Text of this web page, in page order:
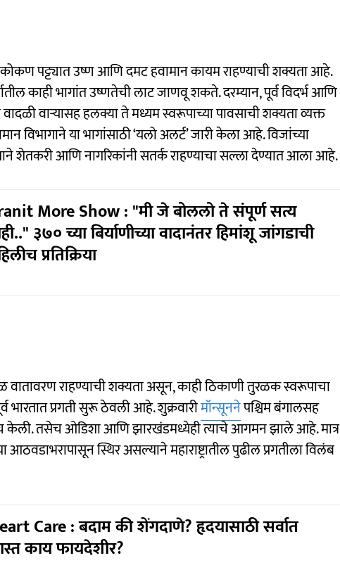
पट्ट्यात उष्ण आणि दमट हवामान कायम राहण्याची शक्यता आहे.
काही भागांत उष्णतेची लाट जाणवू शकते. दरम्यान, पूर्व विदर्भ आणि
वादळी वाऱ्यासह हलक्या ते मध्यम स्वरूपाच्या पावसाची शक्यता व्यक्त
विभागाने या भागांसाठी ‘यलो अलर्ट’ जारी केला आहे. विजांच्या
शेतकरी आणि नागरिकांनी सतर्क राहण्याचा सल्ला देण्यात आला आहे.
More Show : "मी जे बोललो ते संपूर्ण सत्य
३७० च्या बिर्याणीच्या वादानंतर हिमांशू जांगडाची
प्रतिक्रिया
वातावरण राहण्याची शक्यता असून, काही ठिकाणी तुरळक स्वरूपाचा
प्रगती सुरू ठेवली आहे. शुक्रवारीमॉन्सूननेपश्चिम बंगालसह
केली. तसेच ओडिशा आणि झारखंडमध्येही त्याचे आगमन झाले आहे. मात्र
आठवडाभरापासून स्थिर असल्याने महाराष्ट्रातील पुढील प्रगतीला विलंब
Care : बदाम की शेंगदाणे? हृदयासाठी सर्वात
काय फायदेशीर?